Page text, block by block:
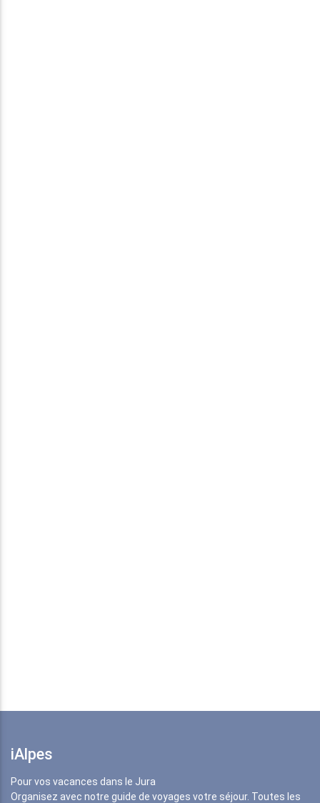
iAlpes
Pour vos vacances dans le Jura
Organisez avec notre guide de voyages votre séjour. Toutes les